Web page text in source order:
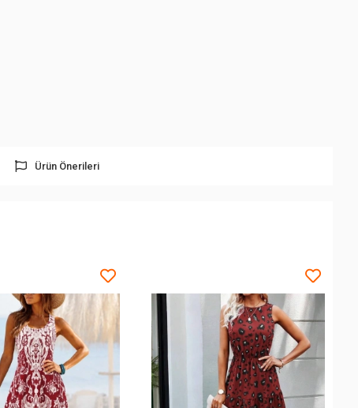
Ürün Önerileri